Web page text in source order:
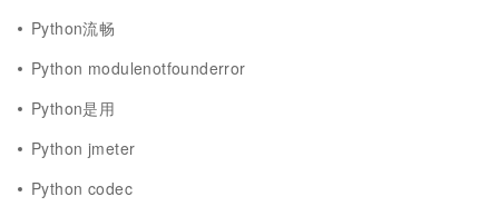
Python流畅
Python modulenotfounderror
Python是用
Python jmeter
Python codec